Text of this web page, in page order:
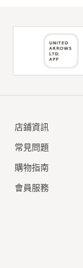
店鋪資訊
常見問題
購物指南
會員服務